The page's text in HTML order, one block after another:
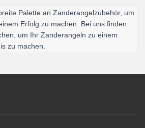
Palette an Zanderangelzubehör, um
Erfolg zu machen. Bei uns finden
um Ihr Zanderangeln zu einem
zu machen.